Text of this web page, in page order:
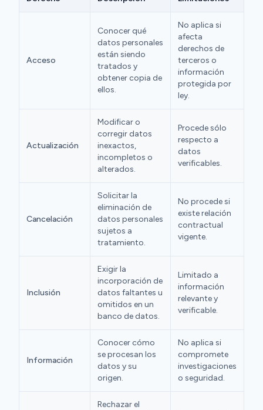
Acceso
Conocer qué
datos personales
están siendo
tratados y
obtener copia de
ellos.
No aplica si
afecta
derechos de
terceros o
información
protegida por
ley.
Actualización
Modificar o
corregir datos
inexactos,
incompletos o
alterados.
Procede sólo
respecto a
datos
verificables.
Cancelación
Solicitar la
eliminación de
datos personales
sujetos a
tratamiento.
No procede si
existe relación
contractual
vigente.
Inclusión
Exigir la
incorporación de
datos faltantes u
omitidos en un
banco de datos.
Limitado a
información
relevante y
verificable.
Información
Conocer cómo
se procesan los
datos y su
origen.
No aplica si
compromete
investigaciones
o seguridad.
Rechazar el